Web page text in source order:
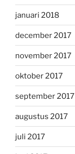
januari 2018
december 2017
november 2017
oktober 2017
september 2017
augustus 2017
juli 2017